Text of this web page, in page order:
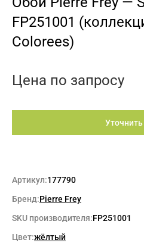
FP251001
Colorees)
Цена по запросу
Уточнить
Артикул:177790
Бренд:Pierre Frey
SKU производителя:FP251001
Цвет:жёлтый